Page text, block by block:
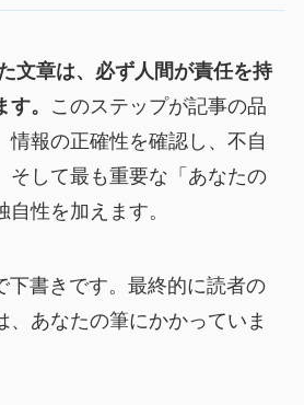
文章は、必ず人間が責任を持
。
このステップが記事の品
情報の正確性を確認し、不自
そして最も重要な「あなたの
性を加えます。
下書きです。最終的に読者の
、あなたの筆にかかっていま